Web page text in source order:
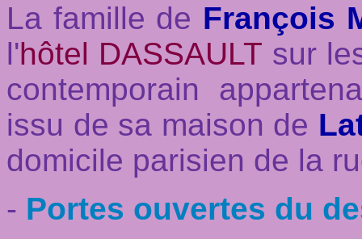
La famille de François
l'hôtel DASSAULT sur
contemporain
issu de sa maison de
domicile parisien de la
- Portes ouvertes du